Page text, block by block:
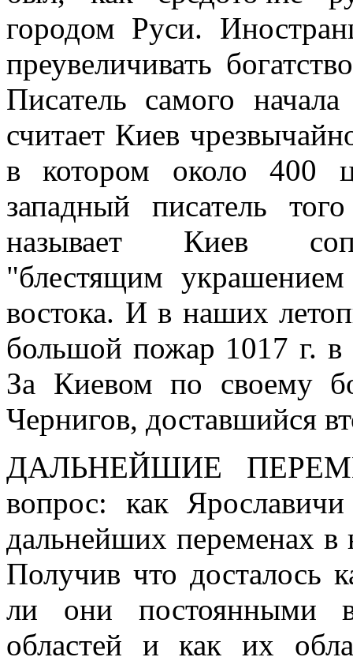
городом Руси.
преувеличивать
Писатель самого
считает Киев
в котором около 400
западный писатель
называет Киев
"блестящим
востока. И в наших
большой пожар 1017 г. в
За Киевом по своему
Чернигов, доставшийся
ДАЛЬНЕЙШИЕ
вопрос: как
дальнейших переменах в
Получив что досталось
ли они постоянными
областей и как их